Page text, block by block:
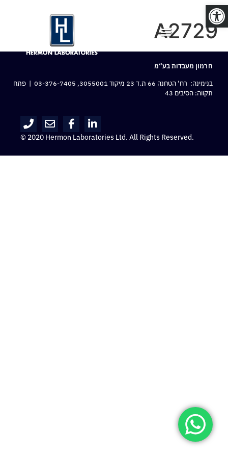
פתח סרגל נגישות
A2729
חרמון מעבדות בע“מ
בנימינה: רח‘ הטחנה 66 ת.ד 23 מיקוד 3055001,
03-376-7405 | פתח
תקווה: הסיבים 43
© 2020 Hermon Laboratories Ltd. All Rights Reserved.